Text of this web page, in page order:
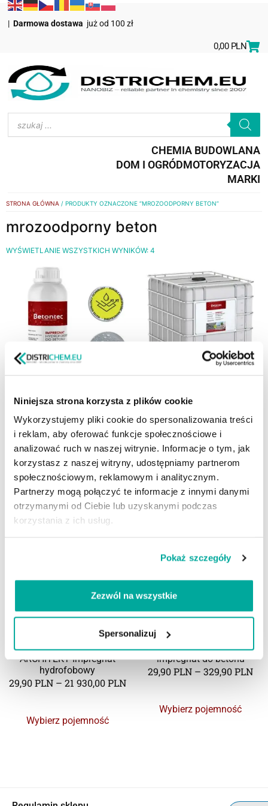
Niniejsza strona korzysta z plików cookie
Wykorzystujemy pliki cookie do spersonalizowania treści
i reklam, aby oferować funkcje społecznościowe i
analizować ruch w naszej witrynie. Informacje o tym, jak
korzystasz z naszej witryny, udostępniamy partnerom
społecznościowym, reklamowym i analitycznym.
Partnerzy mogą połączyć te informacje z innymi danymi
otrzymanymi od Ciebie lub uzyskanymi podczas
korzystania z ich usług.
Pokaż szczegóły
Zezwól na wszystkie
Spersonalizuj
|Darmowa dostawa już od 100 zł
0,00 PLN
CHEMIA BUDOWLANA
DOM I OGRÓDMOTORYZACJA
MARKI
STRONA GŁÓWNA / PRODUKTY OZNACZONE “MROZOODPORNY BETON”
mrozoodporny beton
WYŚWIETLANIE WSZYSTKICH WYNIKÓW: 4
BETONTEC W50 Impregnat
hydrofobowy do betonu
26,90PLN–8 900,00 PLN
Wybierz pojemność
BETONTEC W50 Impregnat
hydrofobowy do betonu 2
26,90PLN–8 900,00PLN
Wybierz pojemność
Nano-Bau BETON
ARCHITEKT Impregnat
hydrofobowy
29,90PLN– 21 930,00PLN
Wybierz pojemność
NANO-BAU Beton GFRC
impregnat do betonu
29,90PLN –329,90PLN
Wybierz pojemność